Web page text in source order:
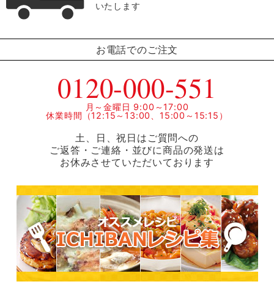
いたします
お電話でのご注文
0120-000-551
月～金曜日 9:00～17:00
休業時間（12:15～13:00、15:00～15:15）
土、日、祝日はご質問への
ご返答・ご連絡・並びに商品の発送は
お休みさせていただいております